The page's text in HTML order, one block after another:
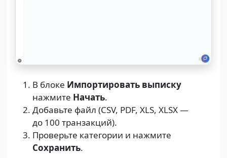
В блоке Импортировать выписку
нажмите Начать.
Добавьте файл (CSV, PDF, XLS, XLSX —
до 100 транзакций).
Проверьте категории и нажмите
Сохранить.